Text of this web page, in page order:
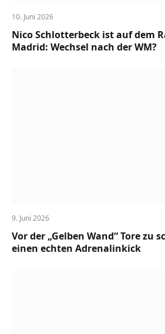
10. Juni 2026
Nico Schlotterbeck ist auf dem
Madrid: Wechsel nach der WM?
9. Juni 2026
Vor der „Gelben Wand“ Tore zu
einen echten Adrenalinkick